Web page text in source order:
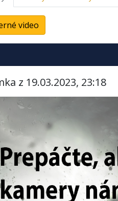
video
z 19.03.2023, 23:18